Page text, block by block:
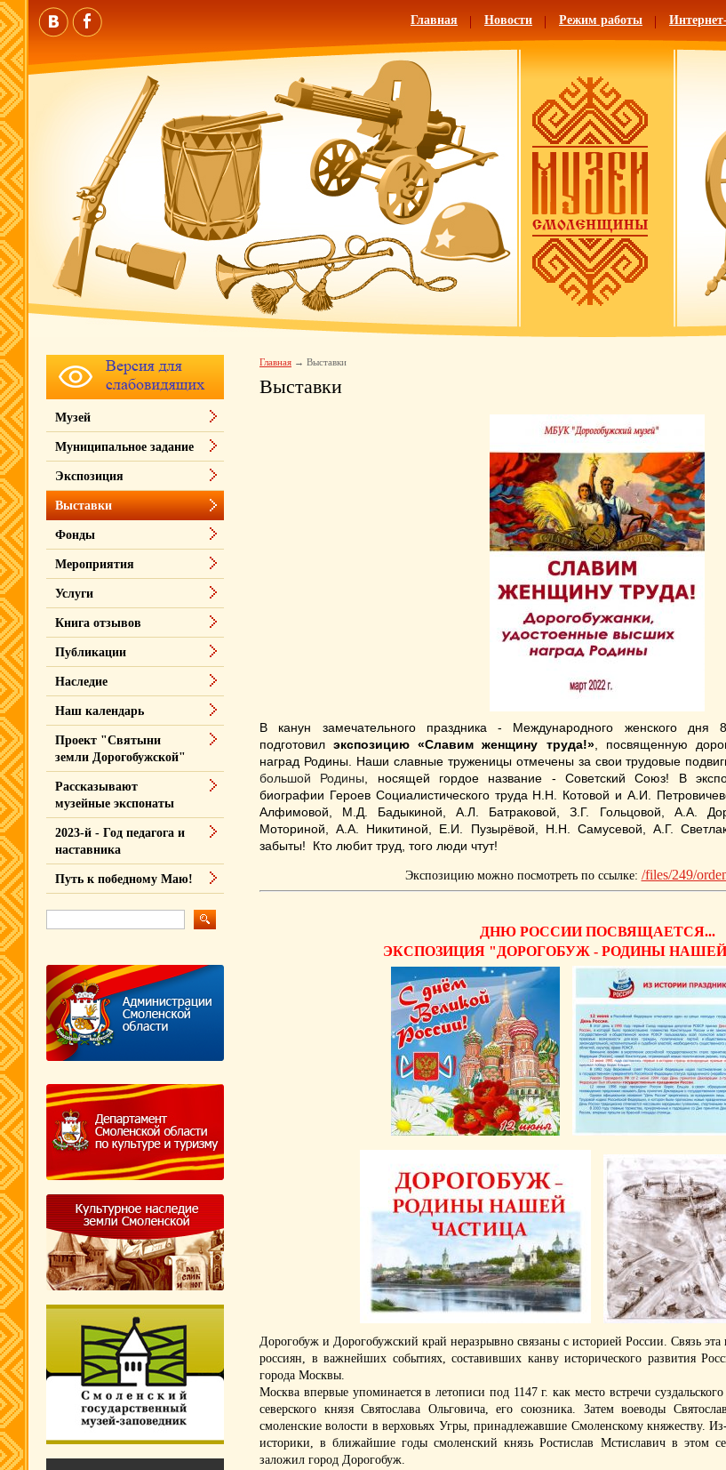
Главная Новости Режим работы
Главная Выставки
Выставки
В канун замечательного праздника - Международного женского
подготовилэкспозицию «Славим женщину труда!», посвященную
наград Родины. Наши славные труженицы отмечены за свои трудовые
большой Родины , носящей гордое название - Советский Союз! В
биографии Героев Социалистического труда Н.Н. Котовой и А.И.
Алфимовой, М.Д. Бадыкиной, А.Л. Батраковой, З.Г. Гольцовой, А.А.
Моториной, А.А. Никитиной, Е.И. Пузырёвой, Н.Н. Самусевой, А.Г.
забыты! Кто любит труд, того люди чтут!
Экспозицию можно посмотреть по ссылке: /files/249/
ДНЮ РОССИИ ПОСВЯЩАЕТСЯ...
ЭКСПОЗИЦИЯ "ДОРОГОБУЖ - РОДИНЫ
Дорогобуж и Дорогобужский край неразрывно связаны с историей России. Связь
россиян, в важнейших событиях, составивших канву исторического развития
города Москвы.
Москва впервые упоминается в летописи под 1147 г. как место встречи
северского князя Святослава Ольговича, его союзника. Затем воеводы
смоленские волости в верховьях Угры, принадлежавшие Смоленскому княжеству.
историки, в ближайшие годы смоленский князь Ростислав Мстиславич в этом
заложил город Дорогобуж.
Музей
Муниципальное задание
Экспозиция
Выставки
Фонды
Мероприятия
Услуги
Книга отзывов
Публикации
Наследие
Наш календарь
Проект "Святыни
земли Дорогобужской"
Рассказывают
музейные экспонаты
2023-й - Год педагога и
наставника
Путь к победному Маю!